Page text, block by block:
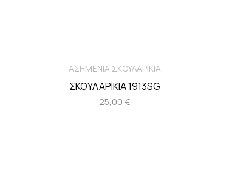
ΑΣΗΜΕΝΙΑ ΣΚΟΥΛΑΡΙΚΙΑ
ΣΚΟΥΛΑΡΙΚΙΑ 1913SG
25,00 €